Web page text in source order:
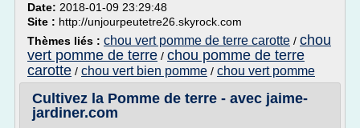
Date: 2018-01-09 23:29:48
Site : http://unjourpeutetre26.skyrock.com
Thèmes liés : chou vert pomme de terre carotte / chou
vert pomme de terre / chou pomme de terre
carotte / chou vert bien pomme / chou vert pomme
Cultivez la Pomme de terre - avec jaime-
jardiner.com